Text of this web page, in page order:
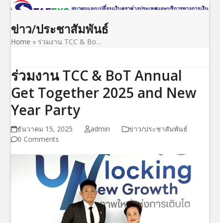
Skip
content
Open
mobile
menu
Close
mobile
menu
ข่าว/ประชาสัมพันธ์
Home » ร่วมงาน TCC & Bo…
ร่วมงาน TCC & BoT Annual
Get Together 2025 and New
Year Party
ธันวาคม 15, 2025 admin
ข่าว/ประชาสัมพันธ์
0 Comments